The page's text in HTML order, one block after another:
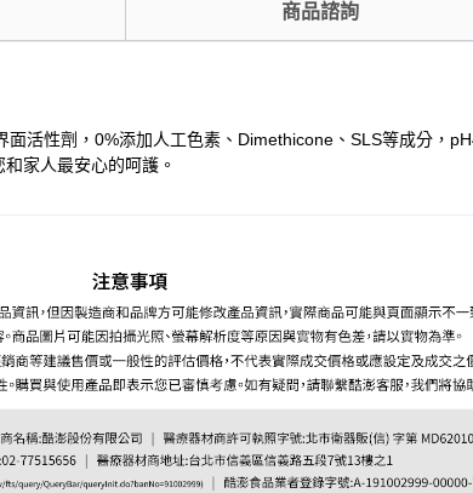
商品諮詢
活性劑，0%添加人工色素、Dimethicone、SLS等成分，
家人最安心的呵護。